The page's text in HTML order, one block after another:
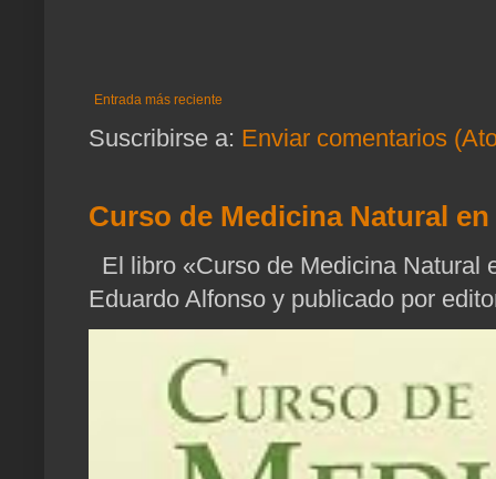
Entrada más reciente
Suscribirse a: Enviar comentarios
Curso de Medicina Natural
El libro «Curso de Medicina Natural
Eduardo Alfonso y publicado por